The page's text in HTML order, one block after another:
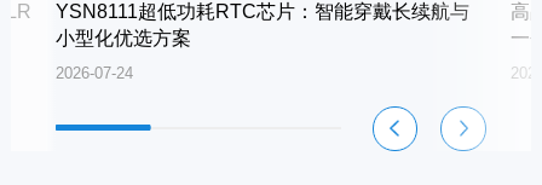
YSN8111超低功耗RTC芯片：智能穿戴长续航与
小型化优选方案
2026-07-24
高
一